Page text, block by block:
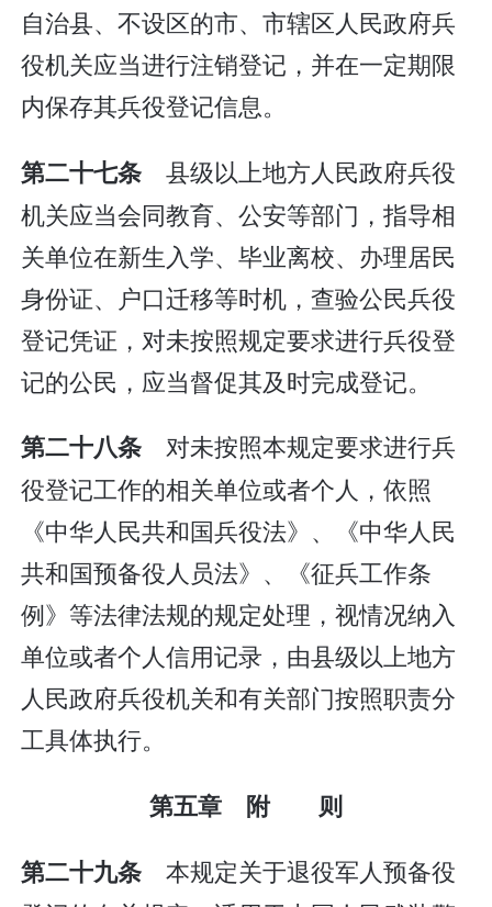
自治县、不设区的市、市辖区人民政府兵
役机关应当进行注销登记，并在一定期限
内保存其兵役登记信息。
第二十七条县级以上地方人民政府兵役
机关应当会同教育、公安等部门，指导相
关单位在新生入学、毕业离校、办理居民
身份证、户口迁移等时机，查验公民兵役
登记凭证，对未按照规定要求进行兵役登
记的公民，应当督促其及时完成登记。
第二十八条对未按照本规定要求进行兵
役登记工作的相关单位或者个人，依照
《中华人民共和国兵役法》、《中华人民
共和国预备役人员法》、《征兵工作条
例》等法律法规的规定处理，视情况纳入
单位或者个人信用记录，由县级以上地方
人民政府兵役机关和有关部门按照职责分
工具体执行。
第五章 附 则
第二十九条 本规定关于退役军人预备役